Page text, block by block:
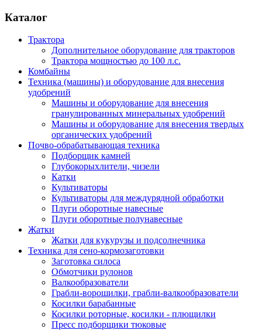
Каталог
Трактора
Дополнительное оборудование для тракторов
Трактора мощностью до 100 л.с.
Комбайны
Техника (машины) и оборудование для внесения
удобрений
Машины и оборудование для внесения
гранулированных минеральных удобрений
Машины и оборудование для внесения твердых
органических удобрений
Почво-обрабатывающая техника
Подборщик камней
Глубокорыхлители, чизели
Катки
Культиваторы
Культиваторы для междурядной обработки
Плуги оборотные навесные
Плуги оборотные полунавесные
Жатки
Жатки для кукурузы и подсолнечника
Техника для сено-кормозаготовки
Заготовка силоса
Обмотчики рулонов
Валкообразователи
Грабли-ворошилки, грабли-валкообразователи
Косилки барабанные
Косилки роторные, косилки - плющилки
Пресс подборщики тюковые